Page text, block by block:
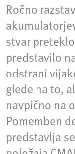
Ročno
stvar
predstavilo
odstrani
glede na to,
navpično na
Pomemben
predstavlja